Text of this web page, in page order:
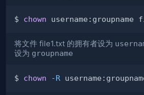
$ chown
将文件 file1.txt 的拥有者设为
设为 groupname
$ chown -R